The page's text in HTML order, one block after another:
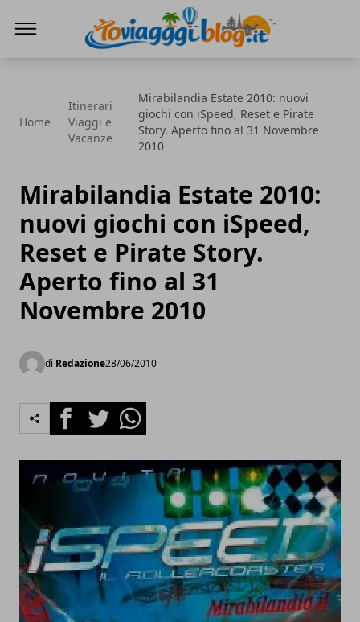
Home
Itinerari
Viaggi e
Vacanze
Mirabilandia Estate 2010: nuovi
giochi con iSpeed, Reset e Pirate
Story. Aperto fino al 31 Novembre
2010
Mirabilandia Estate 2010:
nuovi giochi con iSpeed,
Reset e Pirate Story.
Aperto fino al 31
Novembre 2010
di Redazione28/06/2010
FacebookTwitterWhatsapp